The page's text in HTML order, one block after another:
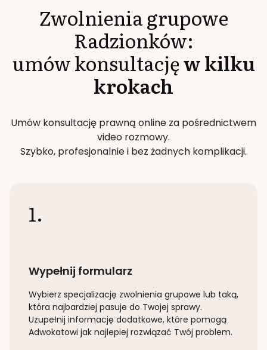
Zwolnienia grupowe
Radzionków:
umów konsultacjęw kilku
krokach
Umów konsultację prawną online za pośrednictwem
video rozmowy.
Szybko, profesjonalnie i bez żadnych komplikacji.
1.
Wypełnij formularz
Wybierz specjalizację zwolnienia grupowe lub taką,
która najbardziej pasuje do Twojej sprawy.
Uzupełnij informację dodatkowe, które pomogą
Adwokatowi jak najlepiej rozwiązać Twój problem.